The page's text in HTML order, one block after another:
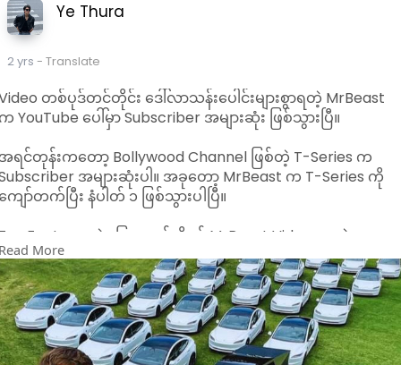
Ye Thura
2 yrs - Translate
တစ်ပုဒ်တင်တိုင်း ဒေါ်လာသန်းပေါင်းများစွာရတဲ့ MrBeast
YouTube ပေါ်မှာ Subscriber အများဆုံး ဖြစ်သွားပြီ။
ရင်တုန်းကတော့ Bollywood Channel ဖြစ်တဲ့ T-Series က
အများဆုံးပါ။ အခုတော့ MrBeast က T-Series ကို
ျော်တက်ပြီး နံပါတ် ၁ ဖြစ်သွားပါပြီ။
Fact အနေနဲ့ ပြောရမယ်ဆိုရင် MrBeast Video တွေရဲ့
န်ကျစရိတ်က ဒေါ်လာသန်းချီပြီး ရှိပါတယ်။ အဲ့ဒီလိုပဲ YouTube
ေါ်မှာ Video တစ်ပုဒ်တင်တိုင်းလည်း ဒေါ်လာသန်းပေါင်းများစွာ ပြန်
ပါတယ်။ YouTube ကြော်ငြာကနေ ပျမ်းမျှ ဒေါ်လာ ၂သန်း
န်းကျင်၊ Video ထဲက Brand ကြော်ငြာကနေ ဒေါ်လာ ၂သန်း
န်းကျင်ရကြောင်း MrBeast က Time မဂ္ဂဇင်းနဲ့ အင်တာဗျူးမှာ
ြောဖူးပါတယ်။
More